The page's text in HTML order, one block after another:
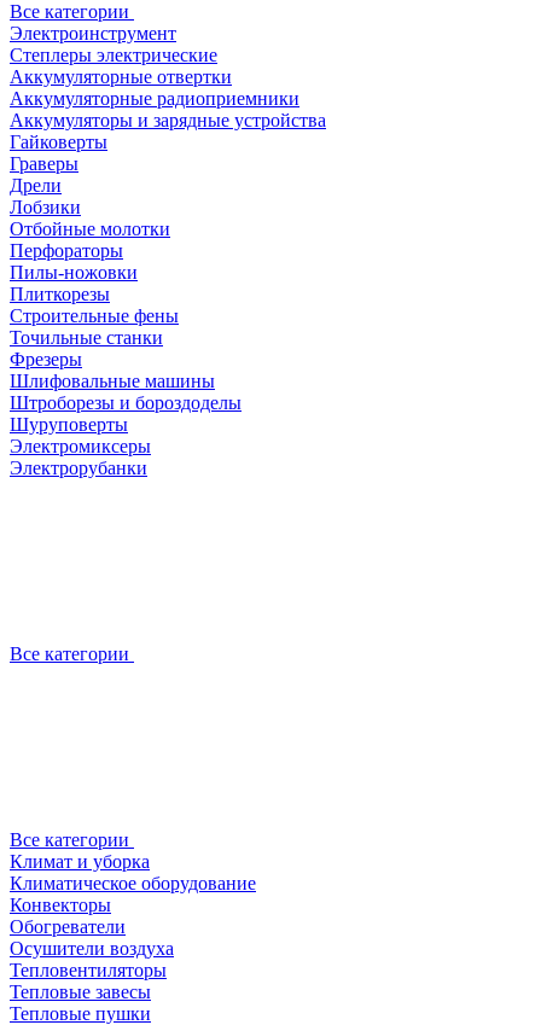
Все категории
Электроинструмент
Степлеры электрические
Аккумуляторные отвертки
Аккумуляторные радиоприемники
Аккумуляторы и зарядные устройства
Гайковерты
Граверы
Дрели
Лобзики
Отбойные молотки
Перфораторы
Пилы-ножовки
Плиткорезы
Строительные фены
Точильные станки
Фрезеры
Шлифовальные машины
Штроборезы и бороздоделы
Шуруповерты
Электромиксеры
Электрорубанки
Все категории
Все категории
Климат и уборка
Климатическое оборудование
Конвекторы
Обогреватели
Осушители воздуха
Тепловентиляторы
Тепловые завесы
Тепловые пушки